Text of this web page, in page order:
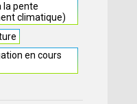
la pente
climatique)
en cours